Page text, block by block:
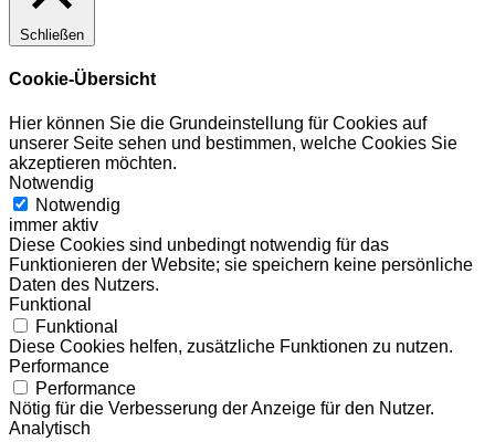
Schließen
Cookie-Übersicht
Hier können Sie die Grundeinstellung für Cookies auf
unserer Seite sehen und bestimmen, welche Cookies Sie
akzeptieren möchten.
Notwendig
Notwendig
immer aktiv
Diese Cookies sind unbedingt notwendig für das
Funktionieren der Website; sie speichern keine persönliche
Daten des Nutzers.
Funktional
Funktional
Diese Cookies helfen, zusätzliche Funktionen zu nutzen.
Performance
Performance
Nötig für die Verbesserung der Anzeige für den Nutzer.
Analytisch